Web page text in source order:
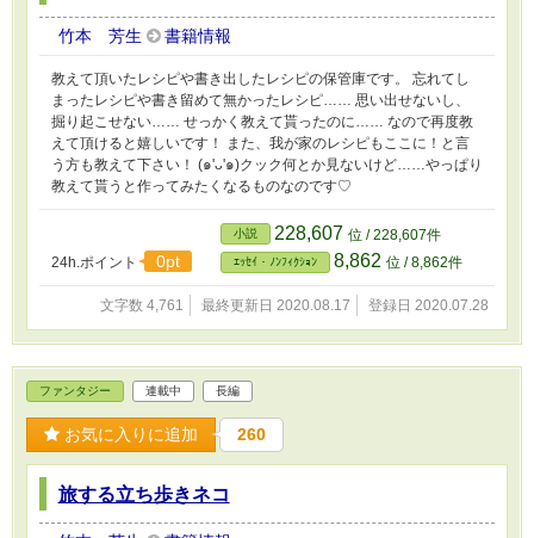
竹本 芳生 書籍情報
教えて頂いたレシピや書き出したレシピの保管庫です。 忘れてし
まったレシピや書き留めて無かったレシピ…… 思い出せないし、
掘り起こせない…… せっかく教えて貰ったのに…… なので再度教
えて頂けると嬉しいです！ また、我が家のレシピもここに！と言
う方も教えて下さい！ (๑'ᴗ'๑)クック何とか見ないけど……やっぱり
教えて貰うと作ってみたくなるものなのです♡
24h.ポイント 0pt
小説 228,607 位 / 228,607件
ｴｯｾｲ・ﾉﾝﾌｨｸｼｮﾝ 8,862 位 / 8,862件
文字数 4,761 最終更新日 2020.08.17 登録日 2020.07.28
ファンタジー 連載中 長編
お気に入りに追加 260
旅する立ち歩きネコ